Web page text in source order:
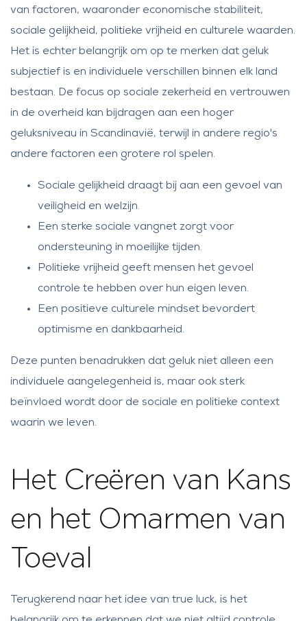
van factoren, waaronder economische stabiliteit,
sociale gelijkheid, politieke vrijheid en culturele waarden.
Het is echter belangrijk om op te merken dat geluk
subjectief is en individuele verschillen binnen elk land
bestaan. De focus op sociale zekerheid en vertrouwen
in de overheid kan bijdragen aan een hoger
geluksniveau in Scandinavië, terwijl in andere regio's
andere factoren een grotere rol spelen.
Sociale gelijkheid draagt bij aan een gevoel van
veiligheid en welzijn.
Een sterke sociale vangnet zorgt voor
ondersteuning in moeilijke tijden.
Politieke vrijheid geeft mensen het gevoel
controle te hebben over hun eigen leven.
Een positieve culturele mindset bevordert
optimisme en dankbaarheid.
Deze punten benadrukken dat geluk niet alleen een
individuele aangelegenheid is, maar ook sterk
beïnvloed wordt door de sociale en politieke context
waarin we leven.
Het Creëren van Kans
en het Omarmen van
Toeval
Terugkerend naar het idee van true luck, is het